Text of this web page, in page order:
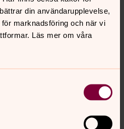
din användarupplevelse,
marknadsföring och när vi
Läs mer om våra